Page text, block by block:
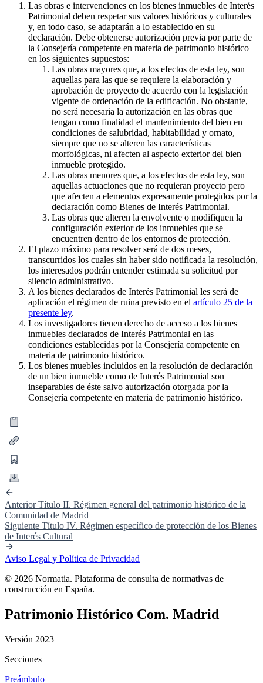
Las obras e intervenciones en los bienes inmuebles de Interés
Patrimonial deben respetar sus valores históricos y culturales
y, en todo caso, se adaptarán a lo establecido en su
declaración. Debe obtenerse autorización previa por parte de
la Consejería competente en materia de patrimonio histórico
en los siguientes supuestos:
Las obras mayores que, a los efectos de esta ley, son
aquellas para las que se requiere la elaboración y
aprobación de proyecto de acuerdo con la legislación
vigente de ordenación de la edificación. No obstante,
no será necesaria la autorización en las obras que
tengan como finalidad el mantenimiento del bien en
condiciones de salubridad, habitabilidad y ornato,
siempre que no se alteren las características
morfológicas, ni afecten al aspecto exterior del bien
inmueble protegido.
Las obras menores que, a los efectos de esta ley, son
aquellas actuaciones que no requieran proyecto pero
que afecten a elementos expresamente protegidos por la
declaración como Bienes de Interés Patrimonial.
Las obras que alteren la envolvente o modifiquen la
configuración exterior de los inmuebles que se
encuentren dentro de los entornos de protección.
El plazo máximo para resolver será de dos meses,
transcurridos los cuales sin haber sido notificada la resolución,
los interesados podrán entender estimada su solicitud por
silencio administrativo.
A los bienes declarados de Interés Patrimonial les será de
aplicación el régimen de ruina previsto en el artículo 25 de la
presente ley.
Los investigadores tienen derecho de acceso a los bienes
inmuebles declarados de Interés Patrimonial en las
condiciones establecidas por la Consejería competente en
materia de patrimonio histórico.
Los bienes muebles incluidos en la resolución de declaración
de un bien inmueble como de Interés Patrimonial son
inseparables de éste salvo autorización otorgada por la
Consejería competente en materia de patrimonio histórico.
Anterior Título II. Régimen general del patrimonio histórico de la
Comunidad de Madrid
Siguiente Título IV. Régimen específico de protección de los Bienes
de Interés Cultural
Aviso Legal y Política de Privacidad
© 2026 Normatia. Plataforma de consulta de normativas de
construcción en España.
Patrimonio Histórico Com. Madrid
Versión 2023
Secciones
Preámbulo